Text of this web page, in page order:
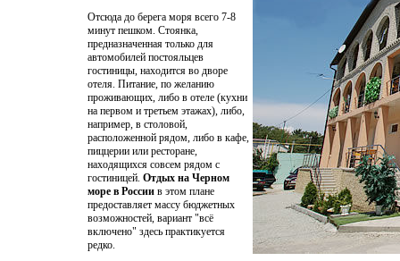
Отсюда до берега моря всего 7-8
минут пешком. Стоянка,
предназначенная только для
автомобилей постояльцев
гостиницы, находится во дворе
отеля. Питание, по желанию
проживающих, либо в отеле (кухни
на первом и третьем этажах), либо,
например, в столовой,
расположенной рядом, либо в кафе,
пиццерии или ресторане,
находящихся совсем рядом с
гостиницей. Отдых на Черном
море в Россиив этом плане
предоставляет массу бюджетных
возможностей, вариант "всё
включено" здесь практикуется
редко.